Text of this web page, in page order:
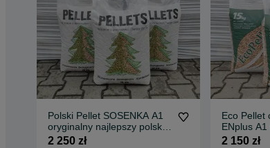
Polski Pellet SOSENKA A1
oryginalny najlepszy polski
jasny Dostawa Gratis
2 250 zł
Eco Pellet
ENplus
Dostawa
2 150 zł